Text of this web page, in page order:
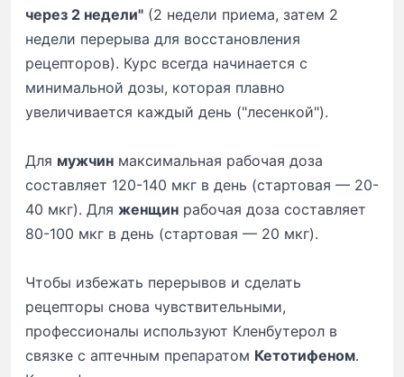
через 2 недели" (2 недели приема, затем 2
недели перерыва для восстановления
рецепторов). Курс всегда начинается с
минимальной дозы, которая плавно
увеличивается каждый день ("лесенкой").
Для мужчин максимальная рабочая доза
составляет 120-140 мкг в день (стартовая — 20-
40 мкг). Для женщин рабочая доза составляет
80-100 мкг в день (стартовая — 20 мкг).
Чтобы избежать перерывов и сделать
рецепторы снова чувствительными,
профессионалы используют Кленбутерол в
связке с аптечным препаратом Кетотифеном.